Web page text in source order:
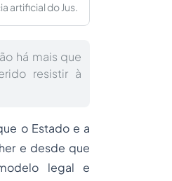
artificial do Jus.
há mais que
resistir à
o Estado e a
e desde que
legal e